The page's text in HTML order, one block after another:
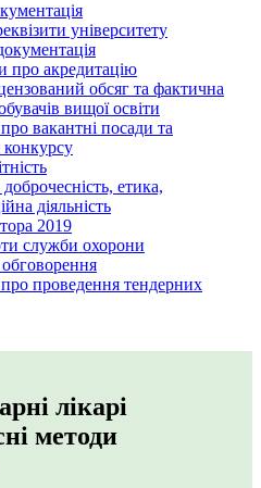
університету
про акредитацію
обсяг та фактична
вищої освіти
вакантні посади та
етика,
діяльність
2019
служби охорони
проведення тендерних
лікарі
методи